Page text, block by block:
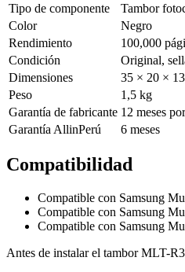
Tipo de componente
Tambor
Color
Negro
Rendimiento
100,000
Condición
Original,
Dimensiones
35 × 20 ×
Peso
1,5 kg
Garantía de fabricante 12 meses
Garantía AllinPerú
6 meses
Compatibilidad
Compatible con Samsung
Compatible con Samsung
Compatible con Samsung
Antes de instalar el tambor MLT-